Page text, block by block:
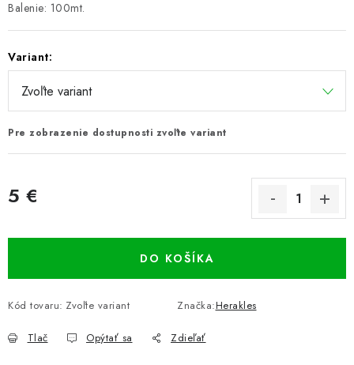
Balenie: 100mt.
Variant:
Pre zobrazenie dostupnosti zvoľte variant
5 €
DO KOŠÍKA
Kód tovaru: Zvoľte variant Značka:Herakles
Tlač Opýtať sa Zdieľať